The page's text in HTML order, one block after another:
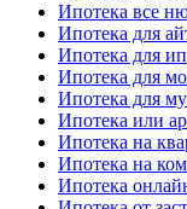
Ипотека все
Ипотека для
Ипотека для ип
Ипотека для
Ипотека для
Ипотека или
Ипотека на
Ипотека на
Ипотека